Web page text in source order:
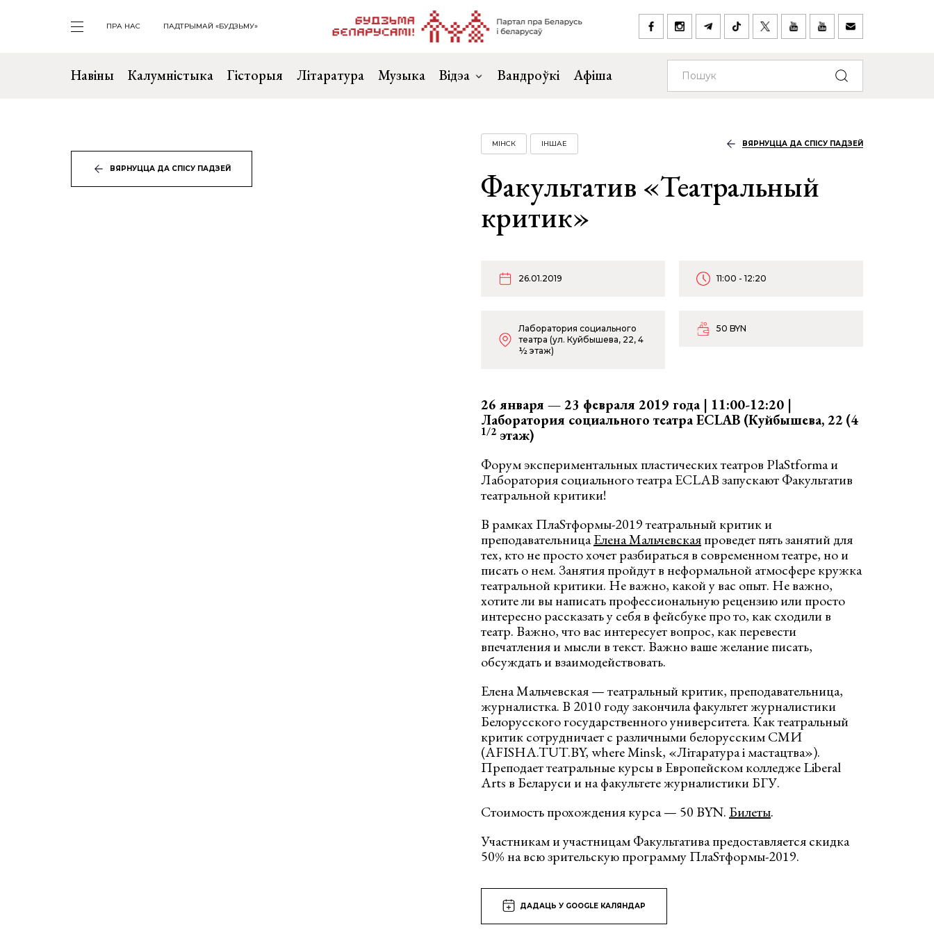
ПРА НАС ПАДТРЫМАЙ «БУДЗЬМУ»
Навіны Калумністыка Гісторыя Літаратура Музыка Відэа Вандроўкі Афіша
ВЯРНУЦЦА ДА СПІСУ ПАДЗЕЙ
МІНСК ІНШАЕ ВЯРНУЦЦА ДА СПІСУ ПАДЗЕЙ
Факультатив «Театральный
критик»
26.01.2019 11:00 - 12:20
Лаборатория социального
театра (ул. Куйбышева, 22, 4
½ этаж)
50 BYN
26 января — 23 февраля 2019 года | 11:00-12:20 |
Лаборатория социального театраECLAB (Куйбышева, 22 (4
1/2 этаж)
Форум экспериментальных пластических театров PlaStforma и
Лаборатория социального театра ECLAB запускают Факультатив
театральной критики!
В рамках ПлаSтформы-2019 театральный критик и
преподавательницаЕлена Мальчевскаяпроведет пять занятий для
тех, кто не просто хочет разбираться в современном театре, но и
писать о нем. Занятия пройдут в неформальной атмосфере кружка
театральной критики. Не важно, какой у вас опыт. Не важно,
хотите ли вы написать профессиональную рецензию или просто
интересно рассказать у себя в фейсбуке про то, как сходили в
театр. Важно, что вас интересует вопрос, как перевести
впечатления и мысли в текст. Важно ваше желание писать,
обсуждать и взаимодействовать.
Елена Мальчевская — театральный критик, преподавательница,
журналистка. В 2010 году закончила факультет журналистики
Белорусского государственного университета. Как театральный
критик сотрудничает с различными белорусским СМИ
(AFISHA.TUT.BY, where Minsk, «Літаратура і мастацтва»).
Преподает театральные курсы в Европейском колледже Liberal
Arts в Беларуси и на факультете журналистики БГУ.
Стоимость прохождения курса — 50 BYN. Билеты.
Участникам и участницам Факультатива предоставляется скидка
50% на всю зрительскую программу ПлаSтформы-2019.
ДАДАЦЬ У GOOGLE КАЛЯНДАР